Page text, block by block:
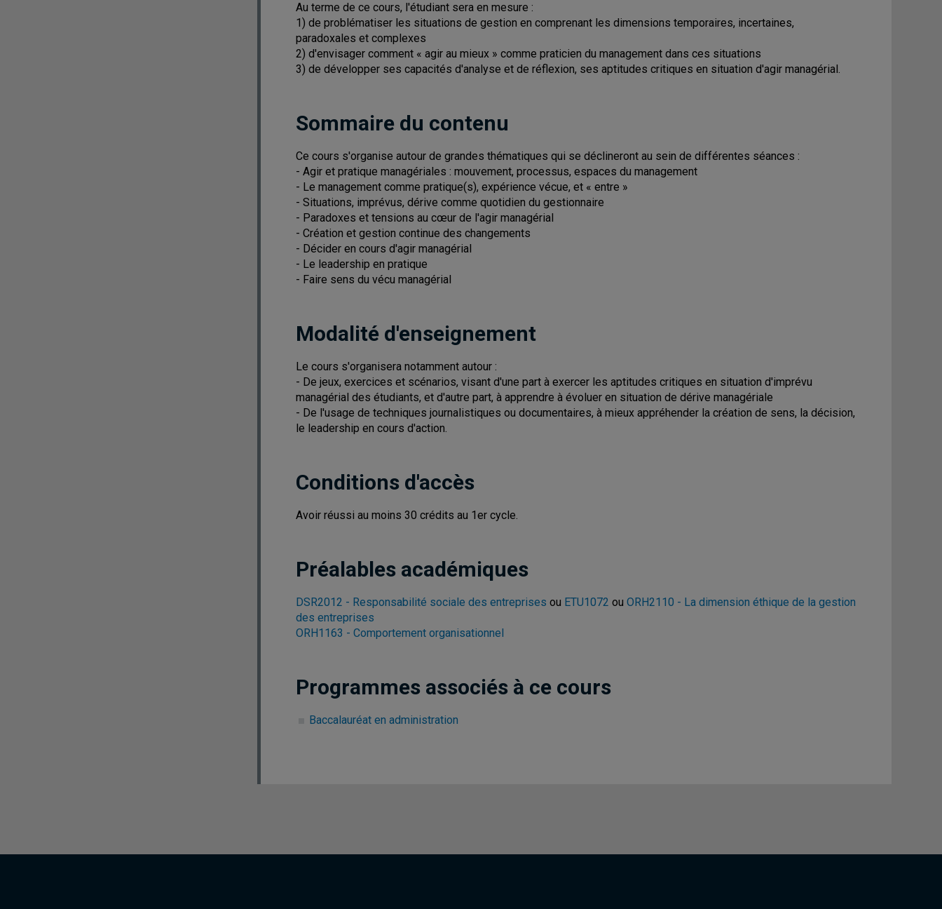
Au terme de ce cours, l'étudiant sera en mesure :
1) de problématiser les situations de gestion en comprenant les dimensions temporaires, incertaines,
paradoxales et complexes
2) d'envisager comment « agir au mieux » comme praticien du management dans ces situations
3) de développer ses capacités d'analyse et de réflexion, ses aptitudes critiques en situation d'agir managérial.
Sommaire du contenu
Ce cours s'organise autour de grandes thématiques qui se déclineront au sein de différentes séances :
- Agir et pratique managériales : mouvement, processus, espaces du management
- Le management comme pratique(s), expérience vécue, et « entre »
- Situations, imprévus, dérive comme quotidien du gestionnaire
- Paradoxes et tensions au cœur de l'agir managérial
- Création et gestion continue des changements
- Décider en cours d'agir managérial
- Le leadership en pratique
- Faire sens du vécu managérial
Modalité d'enseignement
Le cours s'organisera notamment autour :
- De jeux, exercices et scénarios, visant d'une part à exercer les aptitudes critiques en situation d'imprévu
managérial des étudiants, et d'autre part, à apprendre à évoluer en situation de dérive managériale
- De l'usage de techniques journalistiques ou documentaires, à mieux appréhender la création de sens, la décision,
le leadership en cours d'action.
Conditions d'accès
Avoir réussi au moins 30 crédits au 1er cycle.
Préalables académiques
DSR2012 - Responsabilité sociale des entreprises ou ETU1072 ou ORH2110 - La dimension éthique de la gestion
des entreprises
ORH1163 - Comportement organisationnel
Programmes associés à ce cours
Baccalauréat en administration